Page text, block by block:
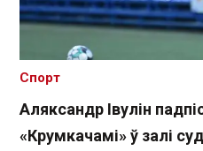
Аляксандр Івулін
«Крумкачамі» ў залі
Спорт